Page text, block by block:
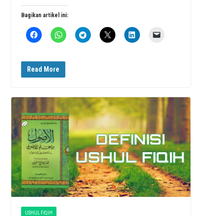
Bagikan artikel ini:
Read More
USHUL FIQIH